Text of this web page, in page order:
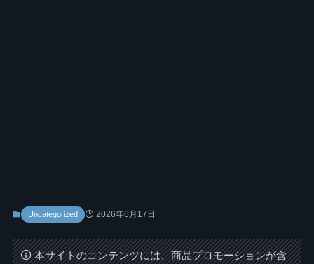
Uncategorized 2026年6月17日
本サイトのコンテンツには、商品プロモーションが含